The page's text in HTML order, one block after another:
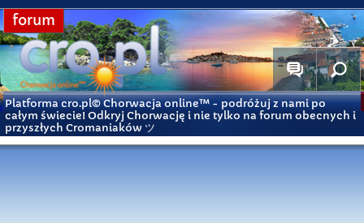
forum
Platforma cro.pl© Chorwacja online™ - podróżuj z nami po
całym świecie! Odkryj Chorwację i nie tylko na forum obecnych i
przyszłych Cromaniaków ツ